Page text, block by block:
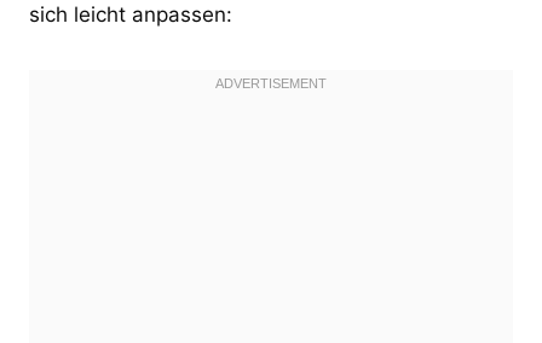
sich leicht anpassen: